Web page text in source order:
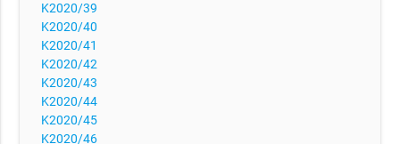
K2020/39
K2020/40
K2020/41
K2020/42
K2020/43
K2020/44
K2020/45
K2020/46